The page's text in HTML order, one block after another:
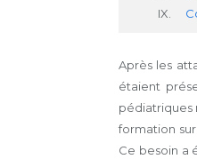
Après les
étaient
pédiatriques
formation
Ce besoin a